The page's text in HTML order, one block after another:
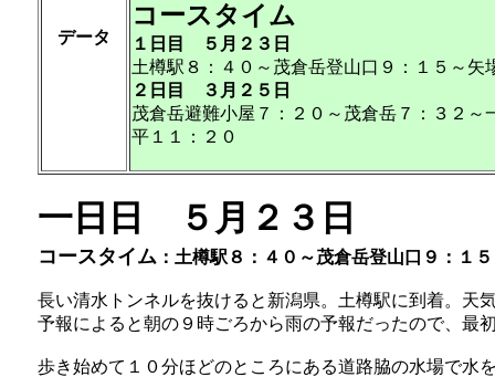
データ
コースタイム
１日目
５月２３日
土樽駅８：４０～茂倉岳登山口９：１５～
２日目
３月２５日
茂倉岳避難小屋７：２０～茂倉岳７：３２
平１１：２０
一日日 ５月２３日
コースタイム ：土樽駅８：４０～茂倉岳登山口９：１
長い清水トンネルを抜けると新潟県。土樽駅に到着。天
予報によると朝の９時ごろから雨の予報だったので、最
歩き始めて１０分ほどのところにある道路脇の水場で水